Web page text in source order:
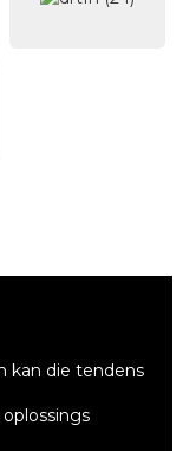
kan die tendens